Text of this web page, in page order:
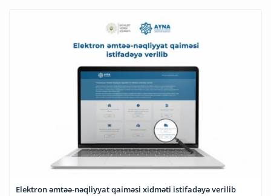
Elektron əmtəə-nəqliyyat qaiməsi xidməti istifadəyə verilib